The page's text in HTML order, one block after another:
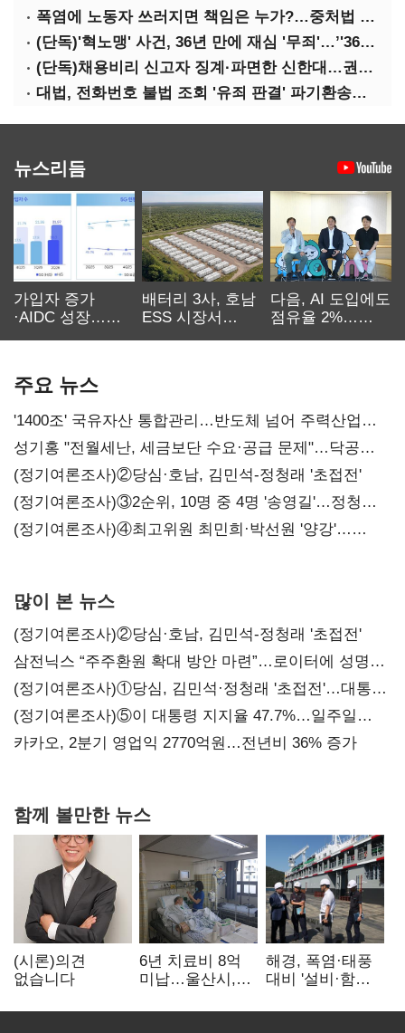
폭염에 노동자 쓰러지면 책임은 누가?…중처법 처벌될까?
(단독)'혁노맹' 사건, 36년 만에 재심 '무죄'…’'36시간 불법구금·자백강요' 인정
(단독)채용비리 신고자 징계·파면한 신한대…권익위 제동에도 갈등 계속
대법, 전화번호 불법 조회 '유죄 판결' 파기환송…검찰 탓?
뉴스리듬
가입자 증가
·AIDC 성장…
배터리 3사, 호남
ESS 시장서
다음, AI 도입에도
점유율 2%…
주요 뉴스
'1400조' 국유자산 통합관리…반도체 넘어 주력산업
구조혁신
성기홍 "전월세난, 세금보단 수요·공급 문제"…닥공
시사
(정기여론조사)②당심·호남, 김민석-정청래 '초접전'
(정기여론조사)③2순위, 10명 중 4명 '송영길'…정청래
'한 자릿수'
(정기여론조사)④최고위원 최민희·박선원 '양강'…
많이 본 뉴스
(정기여론조사)②당심·호남, 김민석-정청래 '초접전'
삼전닉스 “주주환원 확대 방안 마련”…로이터에 성명
보내
(정기여론조사)①당심, 김민석·정청래 '초접전'…대통령
지지도 '50% 아래로'(종합)
(정기여론조사)⑤이 대통령 지지율 47.7%…일주일
만에 다시 40%대
카카오, 2분기 영업익 2770억원…전년비 36% 증가
함께 볼만한 뉴스
(시론)의견
없습니다
6년 치료비 8억
미납…울산시,
대응 매뉴얼
해경, 폭염·태풍
대비 '설비·함정'